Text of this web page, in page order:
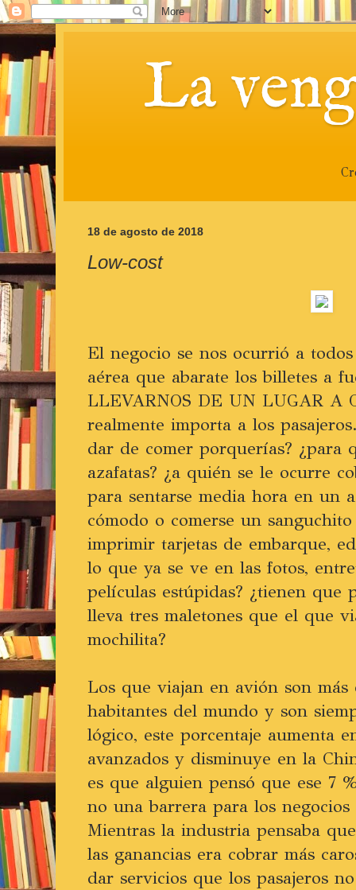
La
18 de agosto de 2018
Low-cost
El negocio se nos ocurrió a
aérea que abarate los billetes a
LLEVARNOS DE UN LUGAR A
realmente importa a los
dar de comer porquerías? ¿para
azafatas? ¿a quién se le ocurre
para sentarse media hora en un
cómodo o comerse un
imprimir tarjetas de embarque,
lo que ya se ve en las fotos,
películas estúpidas? ¿tienen que
lleva tres maletones que el que
mochilita?
Los que viajan en avión son
habitantes del mundo y son
lógico, este porcentaje aumenta
avanzados y disminuye en la
es que alguien pensó que ese 7
no una barrera para los negocios
Mientras la industria pensaba
las ganancias era cobrar más
dar servicios que los pasajeros